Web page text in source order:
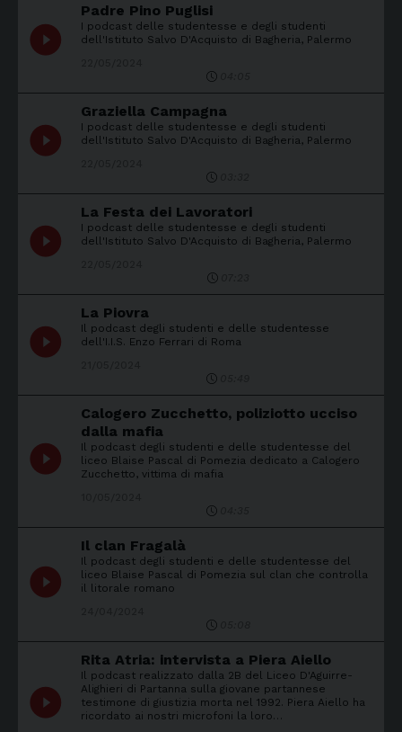
play_circle_filled
Padre Pino Puglisi
I podcast delle studentesse e degli studenti
dell'Istituto Salvo D'Acquisto di Bagheria, Palermo
play_circle_filled
Graziella Campagna
I podcast delle studentesse e degli studenti
dell'Istituto Salvo D'Acquisto di Bagheria, Palermo
play_circle_filled
La Festa dei Lavoratori
I podcast delle studentesse e degli studenti
dell'Istituto Salvo D'Acquisto di Bagheria, Palermo
play_circle_filled
La Piovra
Il podcast degli studenti e delle studentesse
dell'I.I.S. Enzo Ferrari di Roma
play_circle_filled
Calogero Zucchetto, poliziotto ucciso
dalla mafia
Il podcast degli studenti e delle studentesse del
liceo Blaise Pascal di Pomezia dedicato a Calogero
Zucchetto, vittima di mafia
play_circle_filled
Il clan Fragalà
Il podcast degli studenti e delle studentesse del
liceo Blaise Pascal di Pomezia sul clan che controlla
il litorale romano
play_circle_filled
Rita Atria: intervista a Piera Aiello
Il podcast realizzato dalla 2B del Liceo D'Aguirre-
Alighieri di Partanna sulla giovane partannese
testimone di giustizia morta nel 1992. Piera Aiello ha
ricordato ai nostri microfoni la loro…